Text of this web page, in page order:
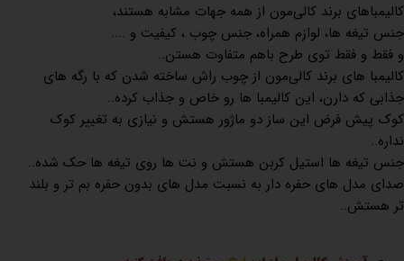
کالیمباهای برند کالی‌مون از همه جهات مشابه هستند،
جنس تیغه ها، لوازم همراه، جنس چوب ، کیفیت و ....
و فقط و فقط توی طرح باهم متفاوت هستن..
کالیمبا های برند کالی‌مون از چوب راش ساخته شدن که با رگه های
جذابی که دارن، این کالیمبا ها رو خاص و جذاب کرده..
کوک پیش فرض این ساز دو ماژور هستش و نیازی به تغییر کوک
نداره..
جنس تیغه ها استیل کربن هستش و نت ها روی تیغه ها حک شده..
صدای مدل های حفره دار به نسبت مدل های بدون حفره بم تر و بلند
تر هستش..